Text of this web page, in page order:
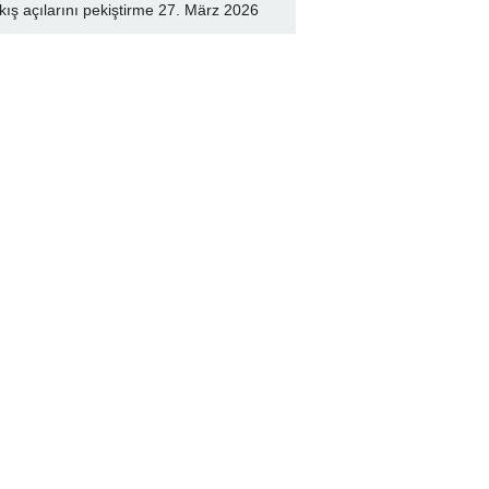
açılarını pekiştirme 27. März 2026